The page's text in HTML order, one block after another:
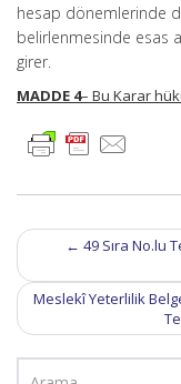
hesap dönemlerinde
belirlenmesinde esas
girer.
MADDE 4– Bu Karar
Post
navigation
← 49 Sıra No.lu
Meslekî Yeterlilik